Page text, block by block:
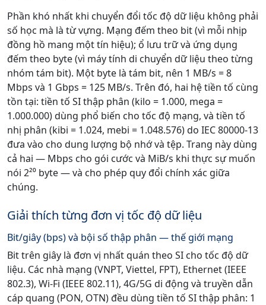
Phần khó nhất khi chuyển đổi tốc độ dữ liệu không phải
số học mà là từ vựng. Mạng đếm theo bit (vì mỗi nhịp
đồng hồ mang một tín hiệu); ổ lưu trữ và ứng dụng
đếm theo byte (vì máy tính di chuyển dữ liệu theo từng
nhóm tám bit). Một byte là tám bit, nên 1 MB/s = 8
Mbps và 1 Gbps = 125 MB/s. Trên đó, hai hệ tiền tố cùng
tồn tại: tiền tố SI thập phân (kilo = 1.000, mega =
1.000.000) dùng phổ biến cho tốc độ mạng, và tiền tố
nhị phân (kibi = 1.024, mebi = 1.048.576) do IEC 80000-13
đưa vào cho dung lượng bộ nhớ và tệp. Trang này dùng
cả hai — Mbps cho gói cước và MiB/s khi thực sự muốn
nói 2²⁰ byte — và cho phép quy đổi chính xác giữa
chúng.
Giải thích từng đơn vị tốc độ dữ liệu
Bit/giây (bps) và bội số thập phân — thế giới mạng
Bit trên giây là đơn vị nhất quán theo SI cho tốc độ dữ
liệu. Các nhà mạng (VNPT, Viettel, FPT), Ethernet (IEEE
802.3), Wi-Fi (IEEE 802.11), 4G/5G di động và truyền dẫn
cáp quang (PON, OTN) đều dùng tiền tố SI thập phân: 1